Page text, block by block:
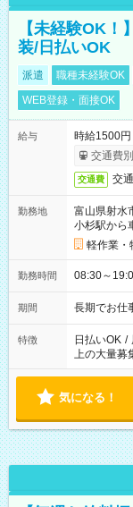
【未経験OK！
装/日払いOK
派遣 職種未経験OK
WEB登録・面接OK
給与
時給1500円
交通費
交通費 交
勤務地
富山県射水
小杉駅から
軽作業・
勤務時間 08:30～
期間 長期でお仕
特徴 日払いOK /
上の大量募
気になる！